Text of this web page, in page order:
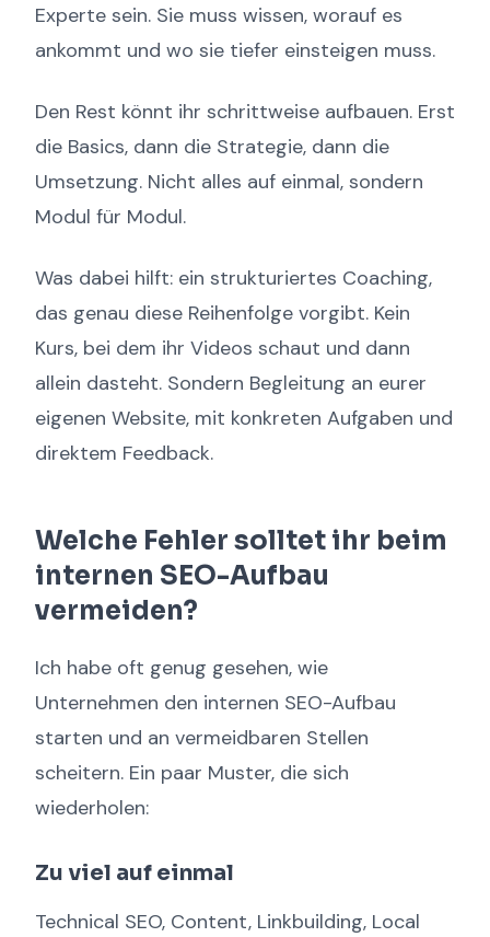
Experte sein. Sie muss wissen, worauf es
ankommt und wo sie tiefer einsteigen muss.
Den Rest könnt ihr schrittweise aufbauen. Erst
die Basics, dann die Strategie, dann die
Umsetzung. Nicht alles auf einmal, sondern
Modul für Modul.
Was dabei hilft: ein strukturiertes Coaching,
das genau diese Reihenfolge vorgibt. Kein
Kurs, bei dem ihr Videos schaut und dann
allein dasteht. Sondern Begleitung an eurer
eigenen Website, mit konkreten Aufgaben und
direktem Feedback.
Welche Fehler solltet ihr beim
internen SEO-Aufbau
vermeiden?
Ich habe oft genug gesehen, wie
Unternehmen den internen SEO-Aufbau
starten und an vermeidbaren Stellen
scheitern. Ein paar Muster, die sich
wiederholen:
Zu viel auf einmal
Technical SEO, Content, Linkbuilding, Local